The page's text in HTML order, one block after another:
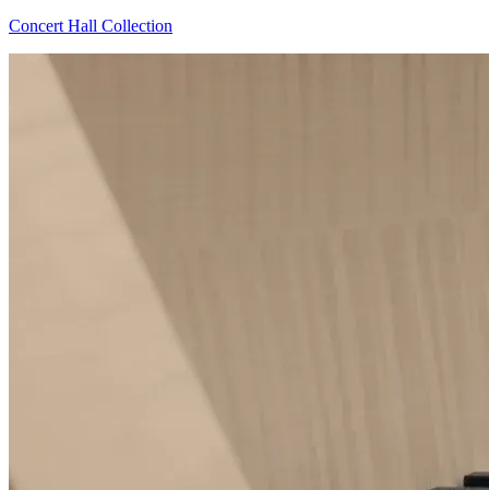
Concert Hall Collection